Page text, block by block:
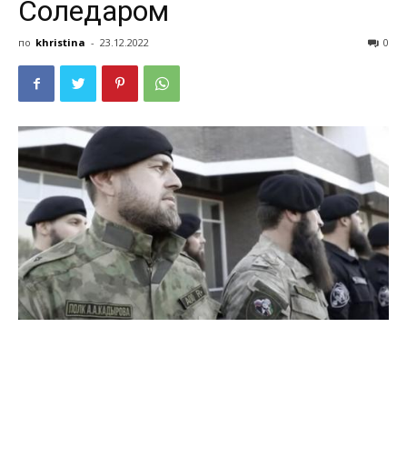
Соледаром
по khristina - 23.12.2022 0